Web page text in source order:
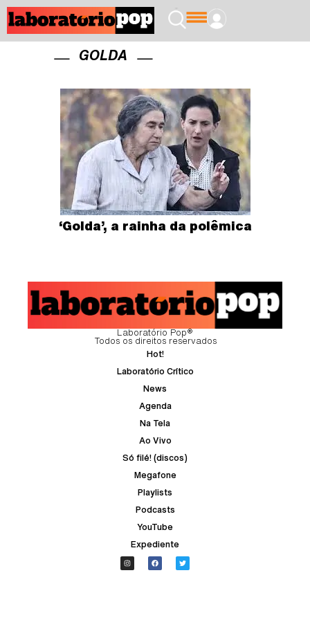
GOLDA
‘Golda’, a rainha da polêmica
Laboratório Pop®
Todos os direitos reservados
Hot!
Laboratório Crítico
News
Agenda
Na Tela
Ao Vivo
Só filé! (discos)
Megafone
Playlists
Podcasts
YouTube
Expediente